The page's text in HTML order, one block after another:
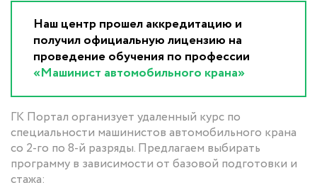
Наш центр прошел аккредитацию и
получил официальную лицензию на
проведение обучения по профессии
«Машинист автомобильного крана»
ГК Портал организует удаленный курс по
специальности машинистов автомобильного крана
со 2-го по 8-й разряды. Предлагаем выбирать
программу в зависимости от базовой подготовки и
стажа: